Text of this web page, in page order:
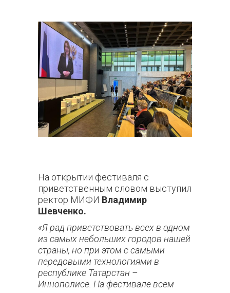
На открытии фестиваля с
приветственным словом выступил
ректор МИФИ Владимир
Шевченко.
«Я рад приветствовать всех в одном
из самых небольших городов нашей
страны, но при этом с самыми
передовыми технологиями в
республике Татарстан –
Иннополисе. На фестивале всем